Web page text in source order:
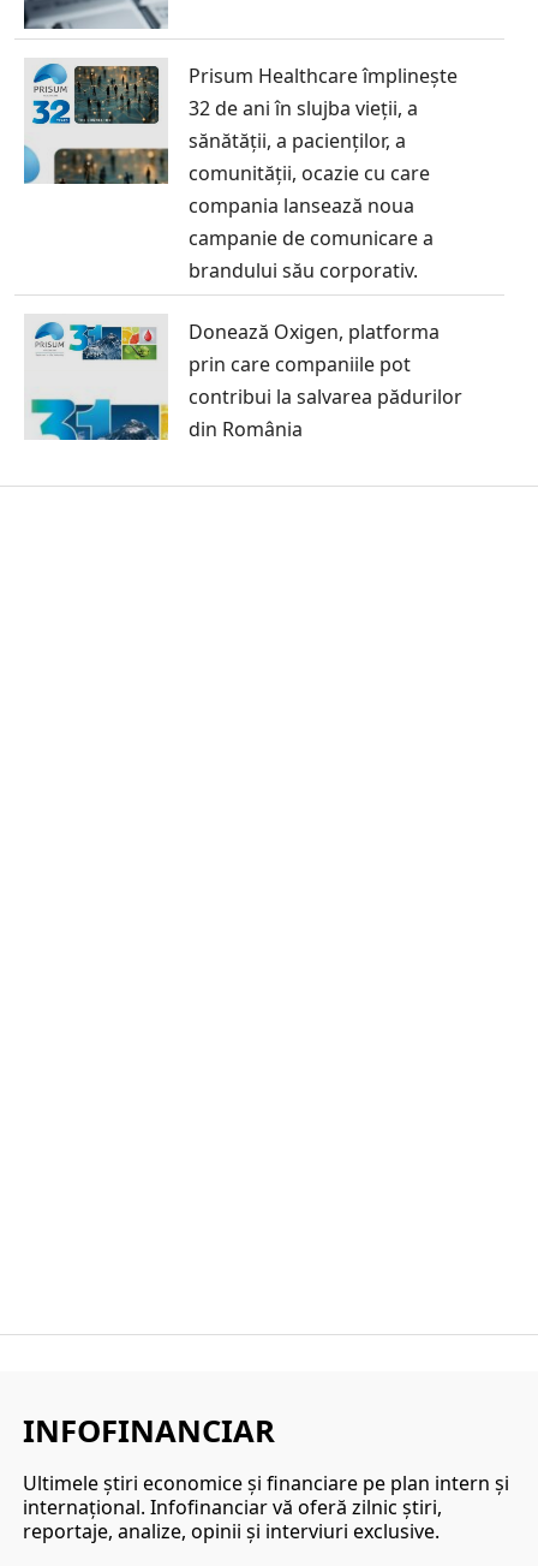
Prisum Healthcare împlinește
32 de ani în slujba vieții, a
sănătății, a pacienților, a
comunității, ocazie cu care
compania lansează noua
campanie de comunicare a
brandului său corporativ.
Donează Oxigen, platforma
prin care companiile pot
contribui la salvarea pădurilor
din România
INFOFINANCIAR
Ultimele ştiri economice şi financiare pe plan intern şi
internaţional. Infofinanciar vă oferă zilnic ştiri,
reportaje, analize, opinii şi interviuri exclusive.